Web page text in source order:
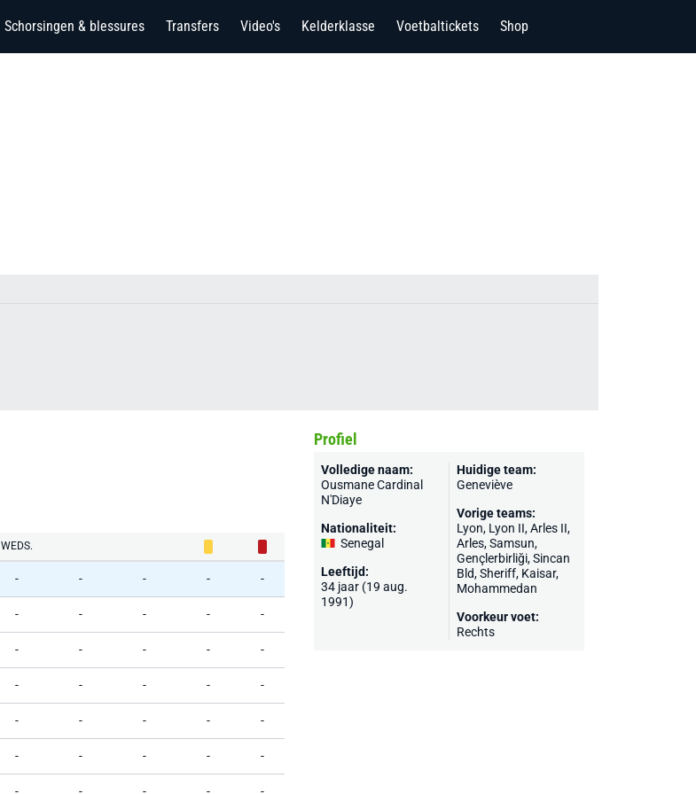
Schorsingen & blessures Transfers Video's Kelderklasse Voetbaltickets Shop
WEDS.
- - - - -
- - - - -
- - - - -
- - - - -
- - - - -
- - - - -
Profiel
Volledige naam:
Ousmane Cardinal
N'Diaye
Nationaliteit:
Senegal
Leeftijd:
34 jaar (19 aug.
1991)
Huidige team:
Geneviève
Vorige teams:
Lyon, Lyon II, Arles II,
Arles,Samsun,
Gençlerbirliği, Sincan
Bld,Sheriff, Kaisar,
Mohammedan
Voorkeur voet:
Rechts